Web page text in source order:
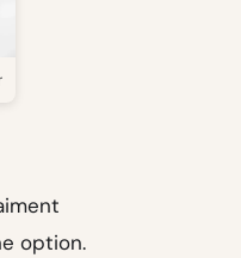
option.